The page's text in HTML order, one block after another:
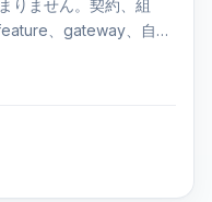
りません。契約、組
、gateway、自社